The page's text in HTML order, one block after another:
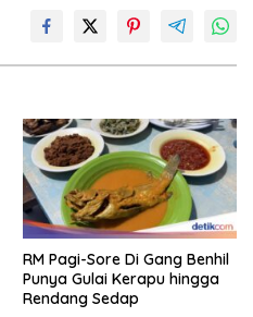
RM Pagi-Sore Di Gang Benhil
Punya Gulai Kerapu hingga
Rendang Sedap